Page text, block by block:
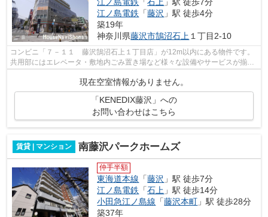
江ノ島電鉄 「藤沢 」駅 徒歩4分
築19年
神奈川県藤沢市鵠沼石上 １丁目2-10
コンビニ「７－１１ 藤沢鵠沼石上１丁目店」が12m以内にある物件です。
共用部にはエレベータ・敷地内ごみ置き場など様々な設備やサービスが揃っ
現在空室情報がありません。
「KENEDIX藤沢」への
お問い合わせはこちら
賃貸 | マンション 南藤沢パークホームズ
仲手半額
東海道本線 「藤沢 」駅 徒歩7分
江ノ島電鉄 「石上 」駅 徒歩14分
小田急江ノ島線 「藤沢本町 」駅 徒歩28分
築37年